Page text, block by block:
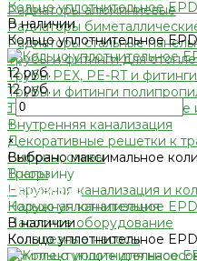
Радиаторы алюминиевые
Радиаторы
Радиаторы стальные
Трубы и фитинги для
Трубы PEX, PE-RT и фитинги
Трубы и фитинги
Трубы металлопластиковые
Внутренняя канализация
Декоративные решетки к
Сифоны, сливы
Трапы
Наружная канализация и
Наружная канализация
Насосное оборудование
Колодезные насосы
Комплектующие для
Кольцо уплотнительное
В наличии
Кольцо уплотнительное
12 руб.
12 руб.
-
+
×
Выбрано максимальное
В корзину
Добавлено
Кольцо уплотнительное
В наличии
Кольцо уплотнительное